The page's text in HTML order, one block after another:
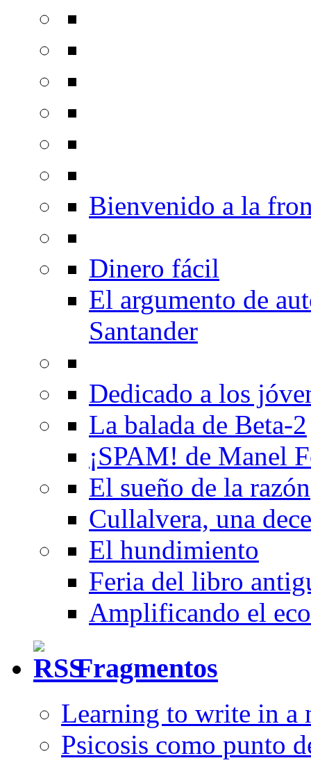
Bienvenido a la
Dinero fácil
El argumento de
Santander
Dedicado a los
La balada de Beta-2
¡SPAM! de Manel
El sueño de la razón
Cullalvera, una
El hundimiento
Feria del libro
Amplificando el
Fragmentos
Learning to write in a
Psicosis como punto